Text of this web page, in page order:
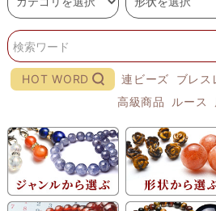
HOT WORD 連ビーズ ブレス
高級商品
ルース